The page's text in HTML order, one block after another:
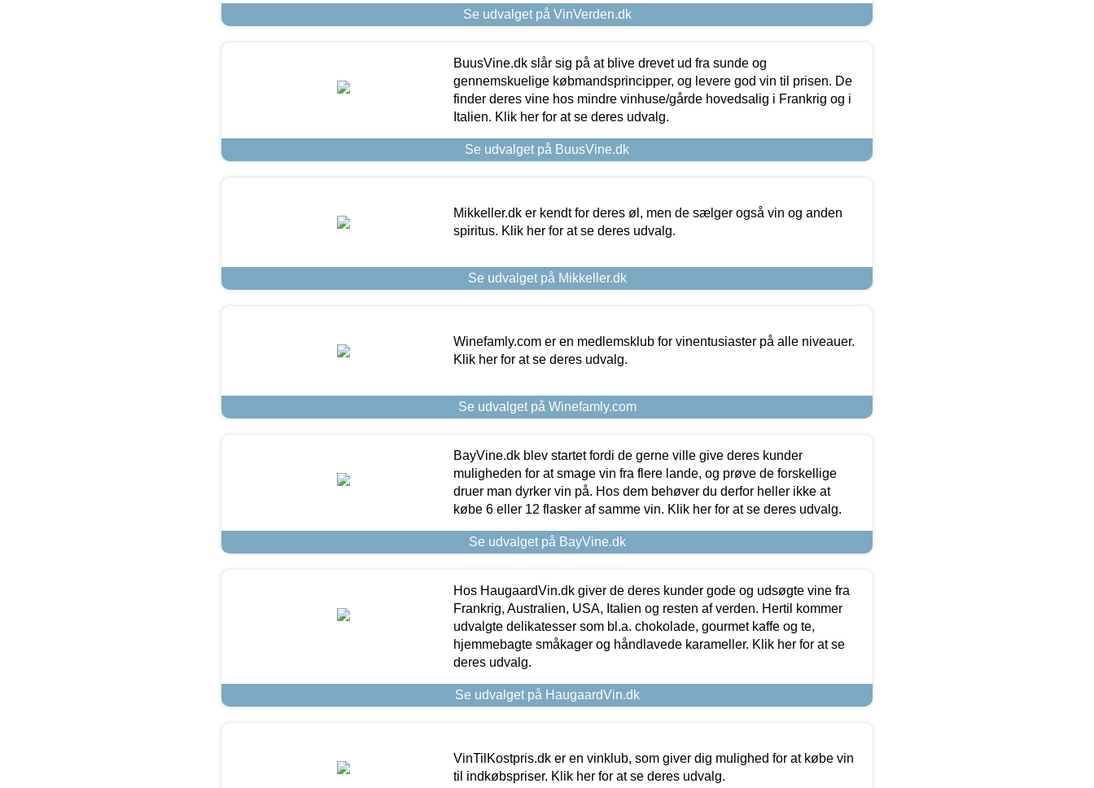
Se udvalget på VinVerden.dk
BuusVine.dk slår sig på at blive drevet ud fra sunde og
gennemskuelige købmandsprincipper, og levere god vin til prisen. De
finder deres vine hos mindre vinhuse/gårde hovedsalig i Frankrig og i
Italien. Klik her for at se deres udvalg.
Se udvalget på BuusVine.dk
Mikkeller.dk er kendt for deres øl, men de sælger også vin og anden
spiritus. Klik her for at se deres udvalg.
Se udvalget på Mikkeller.dk
Winefamly.com er en medlemsklub for vinentusiaster på alle niveauer.
Klik her for at se deres udvalg.
Se udvalget på Winefamly.com
BayVine.dk blev startet fordi de gerne ville give deres kunder
muligheden for at smage vin fra flere lande, og prøve de forskellige
druer man dyrker vin på. Hos dem behøver du derfor heller ikke at
købe 6 eller 12 flasker af samme vin. Klik her for at se deres udvalg.
Se udvalget på BayVine.dk
Hos HaugaardVin.dk giver de deres kunder gode og udsøgte vine fra
Frankrig, Australien, USA, Italien og resten af verden. Hertil kommer
udvalgte delikatesser som bl.a. chokolade, gourmet kaffe og te,
hjemmebagte småkager og håndlavede karameller. Klik her for at se
deres udvalg.
Se udvalget på HaugaardVin.dk
VinTilKostpris.dk er en vinklub, som giver dig mulighed for at købe vin
til indkøbspriser. Klik her for at se deres udvalg.